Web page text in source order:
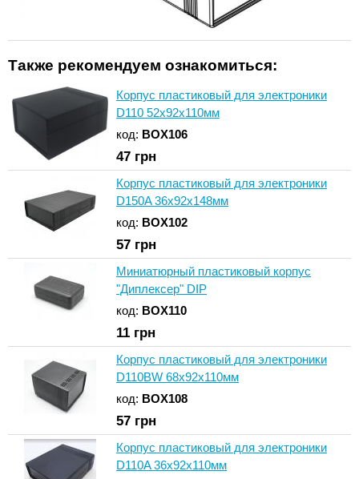
Также рекомендуем ознакомиться:
Корпус пластиковый для электроники
D110 52x92x110мм
код: BOX106
47 грн
Корпус пластиковый для электроники
D150A 36x92x148мм
код: BOX102
57 грн
Миниатюрный пластиковый корпус
"Диплексер" DIP
код: BOX110
11 грн
Корпус пластиковый для электроники
D110BW 68x92x110мм
код: BOX108
57 грн
Корпус пластиковый для электроники
D110A 36x92x110мм